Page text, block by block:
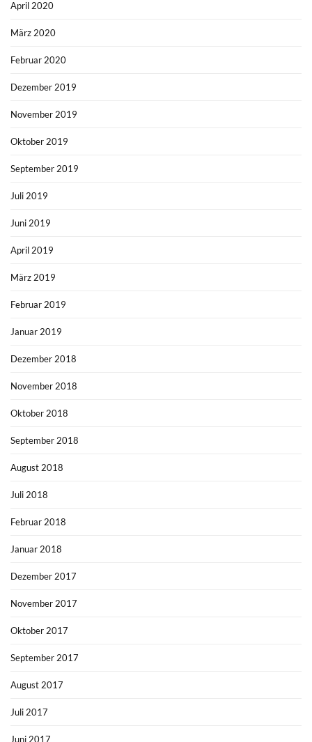
April 2020
März 2020
Februar 2020
Dezember 2019
November 2019
Oktober 2019
September 2019
Juli 2019
Juni 2019
April 2019
März 2019
Februar 2019
Januar 2019
Dezember 2018
November 2018
Oktober 2018
September 2018
August 2018
Juli 2018
Februar 2018
Januar 2018
Dezember 2017
November 2017
Oktober 2017
September 2017
August 2017
Juli 2017
Juni 2017